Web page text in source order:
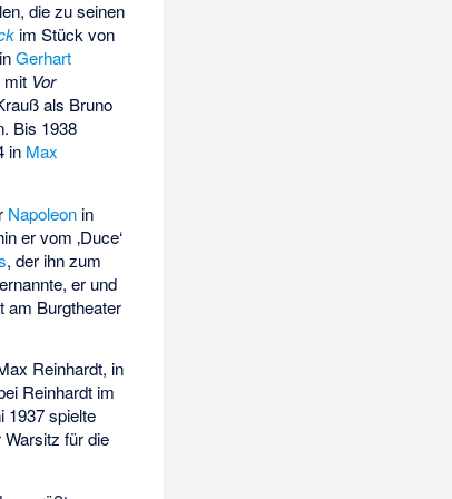
die zu seinen
im Stück von
Gerhart
mit Vor
als Bruno
Bis 1938
in Max
Napoleon in
er vom ‚Duce‘
, der ihn zum
ernannte, er und
am Burgtheater
Reinhardt, in
Reinhardt im
1937 spielte
für die